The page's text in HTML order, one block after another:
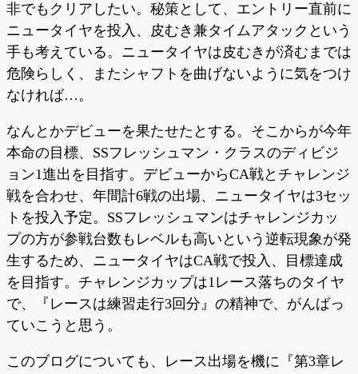
非でもクリアしたい。秘策として、エントリー直前に
ニュータイヤを投入、皮むき兼タイムアタックという
手も考えている。ニュータイヤは皮むきが済むまでは
危険らしく、またシャフトを曲げないように気をつけ
なければ…。
なんとかデビューを果たせたとする。そこからが今年
本命の目標、SSフレッシュマン・クラスのディビジ
ョン1進出を目指す。デビューからCA戦とチャレンジ
戦を合わせ、年間計6戦の出場、ニュータイヤは3セッ
トを投入予定。SSフレッシュマンはチャレンジカッ
プの方が参戦台数もレベルも高いという逆転現象が発
生するため、ニュータイヤはCA戦で投入、目標達成
を目指す。チャレンジカップは1レース落ちのタイヤ
で、『レースは練習走行3回分』の精神で、がんばっ
ていこうと思う。
このブログについても、レース出場を機に『第3章レ